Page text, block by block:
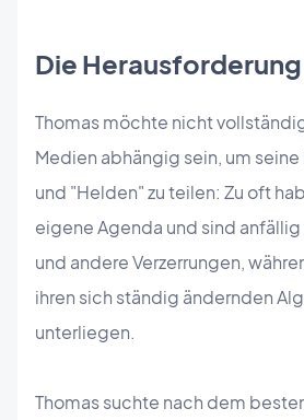
Die Herausforderung
Thomas möchte nicht
Medien abhängig sein, um
und "Helden" zu teilen: Zu oft
eigene Agenda und sind anfällig
und andere Verzerrungen,
ihren sich ständig ändernden
unterliegen.
Thomas suchte nach dem